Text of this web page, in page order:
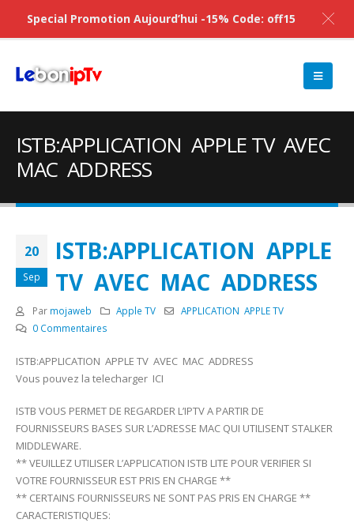
ISTB:APPLICATION APPLE TV AVEC
MAC ADDRESS
20
Sep
ISTB:APPLICATION APPLE
TV AVEC MAC ADDRESS
Par mojaweb Apple TV
APPLICATION APPLE TV
0 Commentaires
ISTB:APPLICATION APPLE TV AVEC MAC ADDRESS
Vous pouvez la telecharger ICI
ISTB VOUS PERMET DE REGARDER L’IPTV A PARTIR DE
FOURNISSEURS BASES SUR L’ADRESSE MAC QUI UTILISENT STALKER
MIDDLEWARE.
** VEUILLEZ UTILISER L’APPLICATION ISTB LITE POUR VERIFIER SI
VOTRE FOURNISSEUR EST PRIS EN CHARGE **
** CERTAINS FOURNISSEURS NE SONT PAS PRIS EN CHARGE **
CARACTERISTIQUES:
Special Promotion Aujourd’hui -15% Code: off15